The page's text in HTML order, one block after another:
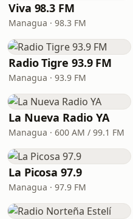
Viva 98.3 FM
Managua · 98.3 FM
Radio Tigre 93.9 FM
Managua · 93.9 FM
La Nueva Radio YA
Managua · 600 AM / 99.1 FM
La Picosa 97.9
Managua · 97.9 FM